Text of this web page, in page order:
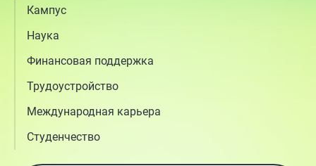
Кампус
Наука
Финансовая поддержка
Трудоустройство
Международная карьера
Студенчество